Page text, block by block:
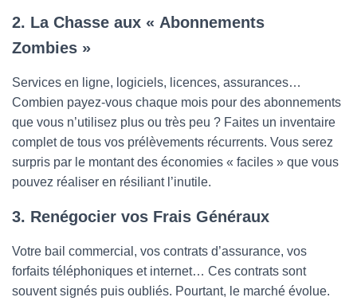
2. La Chasse aux « Abonnements
Zombies »
Services en ligne, logiciels, licences, assurances…
Combien payez-vous chaque mois pour des abonnements
que vous n’utilisez plus ou très peu ? Faites un inventaire
complet de tous vos prélèvements récurrents. Vous serez
surpris par le montant des économies « faciles » que vous
pouvez réaliser en résiliant l’inutile.
3. Renégocier vos Frais Généraux
Votre bail commercial, vos contrats d’assurance, vos
forfaits téléphoniques et internet… Ces contrats sont
souvent signés puis oubliés. Pourtant, le marché évolue.